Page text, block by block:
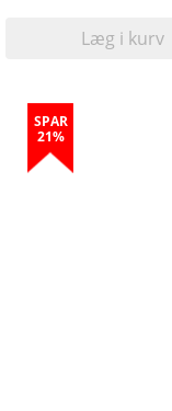
Læg i kurv
SPAR
21%